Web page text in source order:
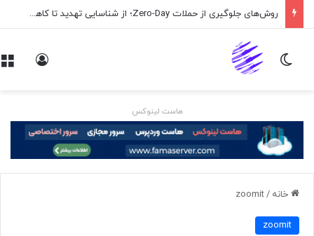
روش‌های جلوگیری از حملات Zero-Day؛ از شناسایی تهدید تا کاهش ریسک
تغییر پوسته
هاست لینوکس
خانه /
zoomit
zoomit